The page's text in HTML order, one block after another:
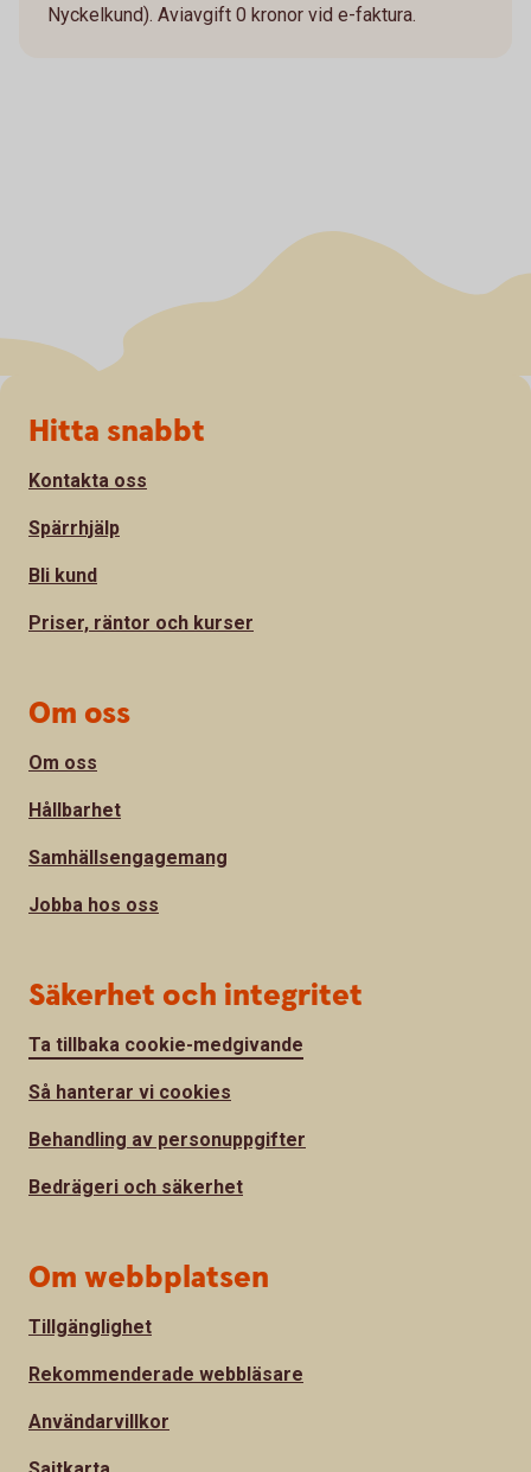
Nyckelkund). Aviavgift 0 kronor vid e-faktura.
Sidfot
Hitta snabbt
Kontakta oss
Spärrhjälp
Bli kund
Priser, räntor och kurser
Om oss
Om oss
Hållbarhet
Samhällsengagemang
Jobba hos oss
Säkerhet och integritet
Ta tillbaka cookie-medgivande
Så hanterar vi cookies
Behandling av personuppgifter
Bedrägeri och säkerhet
Om webbplatsen
Tillgänglighet
Rekommenderade webbläsare
Användarvillkor